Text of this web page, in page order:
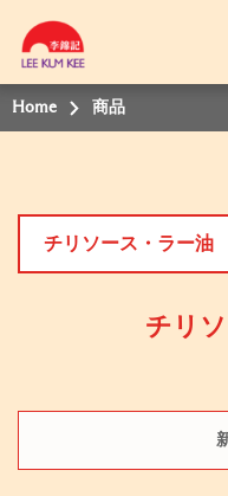
Home 商品
チリソース・ラー油
チリ